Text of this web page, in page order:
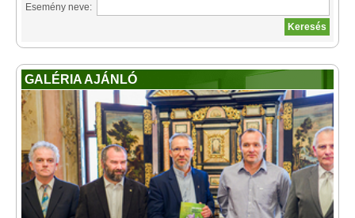
Esemény neve:
GALÉRIA AJÁNLÓ